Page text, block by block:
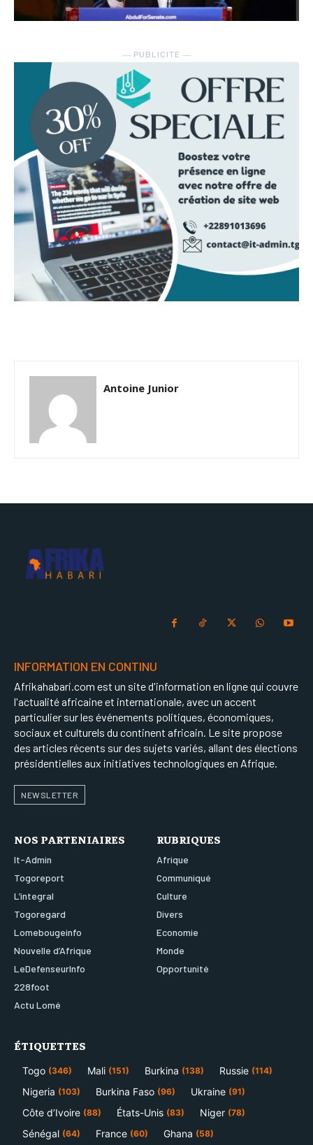
― PUBLICITE ―
Antoine Junior
INFORMATION EN CONTINU
Afrikahabari.com est un site d'information en ligne qui couvre
l'actualité africaine et internationale, avec un accent
particulier sur les événements politiques, économiques,
sociaux et culturels du continent africain. Le site propose
des articles récents sur des sujets variés, allant des élections
présidentielles aux initiatives technologiques en Afrique.
NEWSLETTER
NOS PARTENIAIRES
It-Admin
Togoreport
L’integral
Togoregard
Lomebougeinfo
Nouvelle d’Afrique
LeDefenseurInfo
228foot
Actu Lomé
RUBRIQUES
Afrique
Communiqué
Culture
Divers
Economie
Monde
Opportunité
ÉTIQUETTES
Togo (346) Mali (151) Burkina (138) Russie (114)
Nigeria (103) Burkina Faso (96) Ukraine (91)
Côte d’Ivoire (88) États-Unis (83) Niger (78)
Sénégal (64) France (60) Ghana (58)